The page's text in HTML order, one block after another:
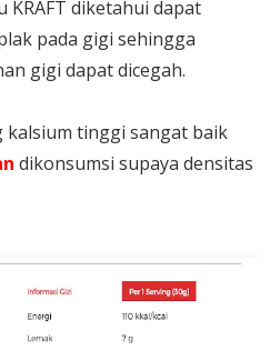
KRAFT diketahui dapat
pada gigi sehingga
gigi dapat dicegah.
kalsium tinggi sangat baik
dikonsumsi supaya densitas